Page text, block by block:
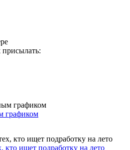
графиком
кто ищет подработку на лето